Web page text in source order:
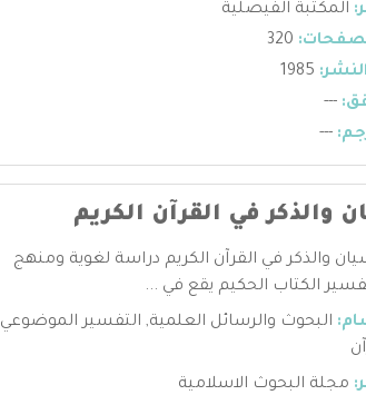
المكتبة الفيصلية
---
---
والذكر في القرآن الكريم
والذكر في القرآن الكريم دراسة لغوية ومنهج
الكتاب الحكيم يقع في ...
البحوث والرسائل العلمية, التفسير الموضوعي
مجلة البحوث الاسلامية